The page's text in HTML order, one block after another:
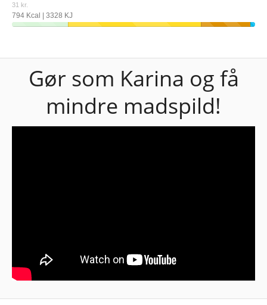
31 kr.
794 Kcal | 3328 KJ
Gør som Karina og få
mindre madspild!